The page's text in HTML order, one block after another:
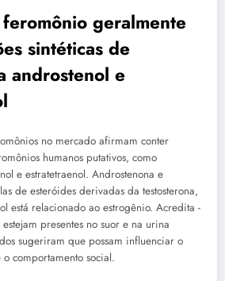
geralmente
sintéticas de
androstenol e
no mercado afirmam conter
humanos putativos, como
e estratetraenol. Androstenona e
de esteróides derivadas da testosterona,
está relacionado ao estrogênio. Acredita -
estejam presentes no suor e na urina
sugeriram que possam influenciar o
comportamento social.